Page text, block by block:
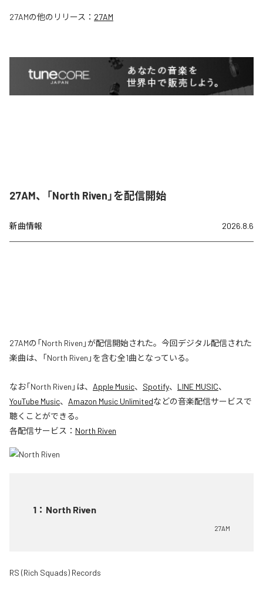
27AMの他のリリース： 27AM
27AM、「North Riven」を配信開始
新曲情報 2026.8.6
27AMの「North Riven」が配信開始された。今回デジタル配信された
楽曲は、「North Riven」を含む全1曲となっている。
なお「North Riven 」は、 Apple Music、 Spotify、 LINE MUSIC、
YouTube Music、 Amazon Music Unlimitedなどの音楽配信サービスで
聴くことができる。
各配信サービス： North Riven
1 ： North Riven
27AM
RS (Rich Squads) Records